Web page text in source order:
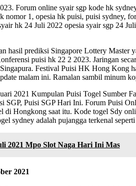
Forum online syair sgp kode hk
nomor 1, opesia hk puisi, puisi sydney,
hk 24 Juli 2022 opesia syair sgp 24
hasil prediksi Singapore Lottery Master
puisi hk 22 2 2023. Jaringan
Festival Puisi HK Hong Kong
malam ini. Ramalan sambil minum
2021 Kumpulan Puisi Togel Sumber
SGP, Puisi SGP Hari Ini. Forum Puisi
di Hongkong saat itu. Kode togel Sdy
sydney adalah pujangga terkenal
2021 Mpo Slot Naga Hari Ini Mas
2021